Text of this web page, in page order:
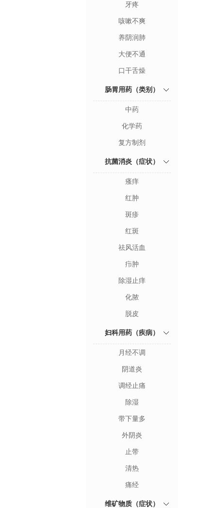
牙疼
咳嗽不爽
养阴润肺
大便不通
口干舌燥
肠胃用药（类别）
中药
化学药
复方制剂
抗菌消炎（症状）
瘙痒
红肿
斑疹
红斑
祛风活血
疖肿
除湿止痒
化脓
脱皮
妇科用药（疾病）
月经不调
阴道炎
调经止痛
除湿
带下量多
外阴炎
止带
清热
痛经
维矿物质（症状）